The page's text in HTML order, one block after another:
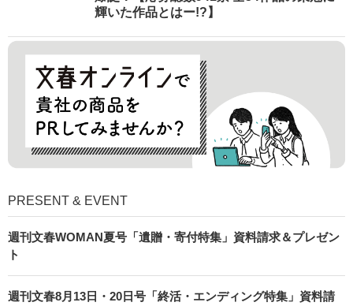
輝いた作品とはー!?】
PRESENT & EVENT
週刊文春WOMAN夏号「遺贈・寄付特集」資料請求＆プレゼン
ト
週刊文春8月13日・20日号「終活・エンディング特集」資料請